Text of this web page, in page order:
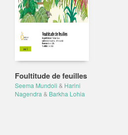
Foultitude de feuilles
Seema Mundoli & Harini
Nagendra & Barkha Lohia